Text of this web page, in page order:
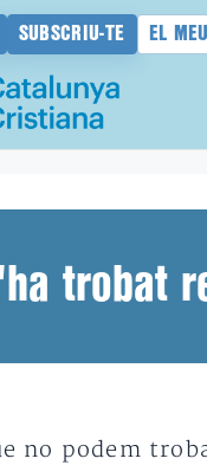
SUBSCRIU-TE EL
trobat
no podem